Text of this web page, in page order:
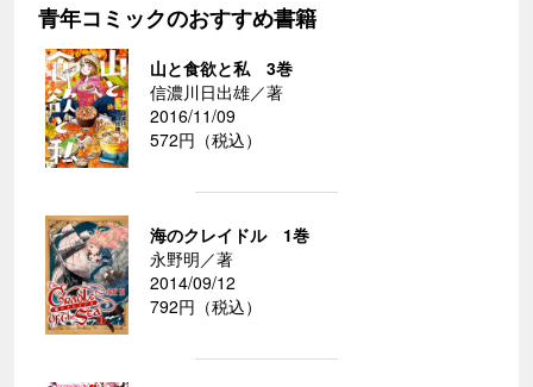
青年コミックのおすすめ書籍
山と食欲と私 3巻
信濃川日出雄／著
2016/11/09
572円（税込）
海のクレイドル 1巻
永野明／著
2014/09/12
792円（税込）